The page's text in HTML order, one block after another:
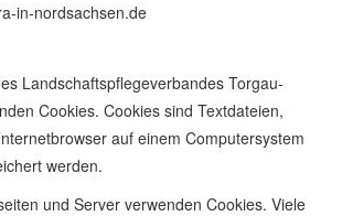
in-nordsachsen.de
Landschaftspflegeverbandes Torgau-
Cookies. Cookies sind Textdateien,
auf einem Computersystem
werden.
und Server verwenden Cookies. Viele